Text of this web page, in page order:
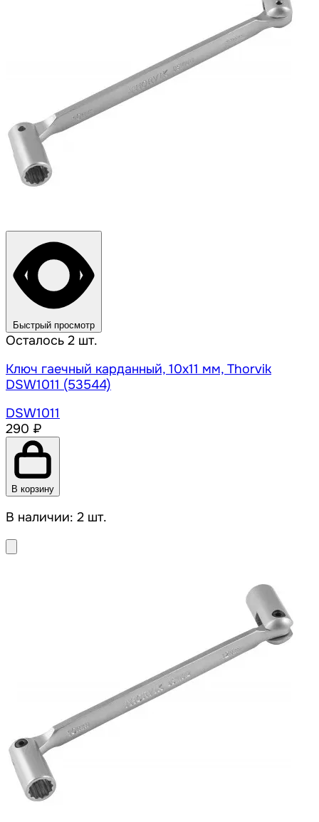
Быстрый просмотр
Осталось 2 шт.
Ключ гаечный карданный, 10х11 мм, Thorvik
DSW1011 (53544)
DSW1011
290 ₽
В корзину
В наличии: 2 шт.